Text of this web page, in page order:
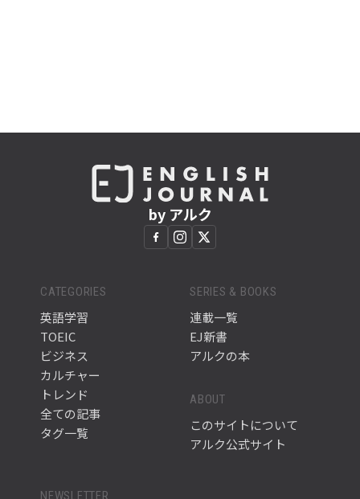
by アルク
CATEGORIES
英語学習
TOEIC
ビジネス
カルチャー
トレンド
全ての記事
タグ一覧
SERIES & BOOKS
連載一覧
EJ新書
アルクの本
ABOUT
このサイトについて
アルク公式サイト
NEWSLETTER